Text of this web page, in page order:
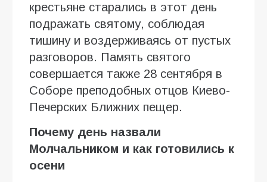
крестьяне старались в этот день
подражать святому, соблюдая
тишину и воздерживаясь от пустых
разговоров. Память святого
совершается также 28 сентября в
Соборе преподобных отцов Киево-
Печерских Ближних пещер.
Почему день назвали
Молчальником и как готовились к
осени